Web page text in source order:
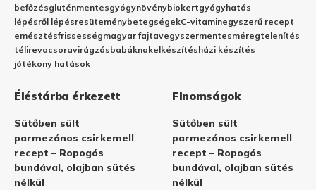
befőzésgluténmentesgyógynövénybiokertgyógyhatás
lépésről lépésresüteménybetegségekC-vitaminegyszerű recept
emésztésfrissességmagyar fajtavegyszermentesméregtelenítés
télirevacsoravirágzásbabáknakelkészítésházi készítés
jótékony hatások
Éléstárba érkezett
Sütőben sült
parmezános csirkemell
recept – Ropogós
bundával, olajban sütés
nélkül
Finomságok
Sütőben sült
parmezános csirkemell
recept – Ropogós
bundával, olajban sütés
nélkül